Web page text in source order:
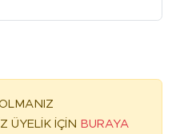
ÜYELİK İÇİN BURAYA